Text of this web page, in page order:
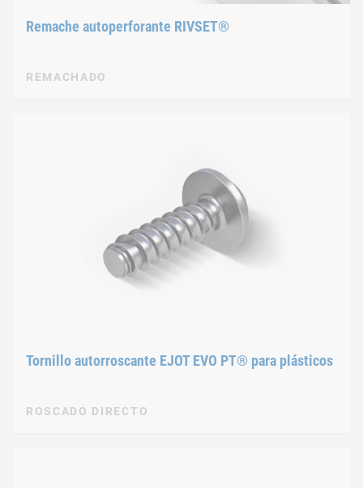
Remache autoperforante RIVSET®
REMACHADO
Tornillo autorroscante EJOT EVO PT® para plásticos
ROSCADO DIRECTO